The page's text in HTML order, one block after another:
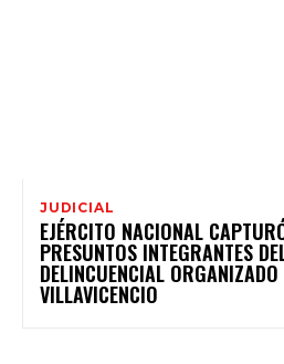
JUDICIAL
EJÉRCITO NACIONAL
PRESUNTOS INTEGRANTES
DELINCUENCIAL
VILLAVICENCIO